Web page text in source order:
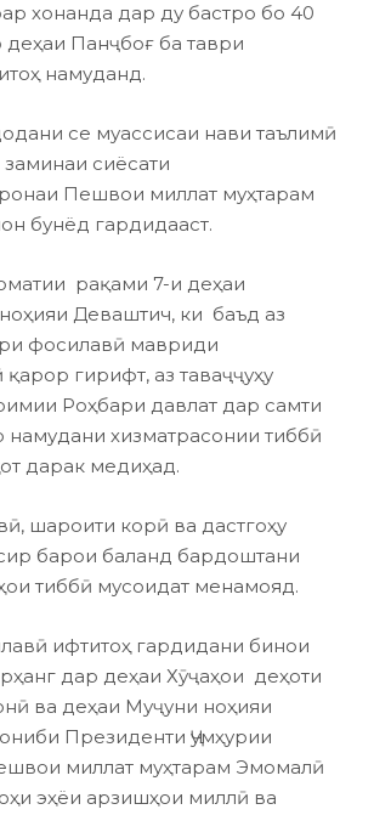
хонанда дар ду бастро бо 40
Панҷбоғ ба таври
намуданд.
се муассисаи нави таълимӣ
сиёсати
Пешвои миллат муҳтарам
бунёд гардидааст.
рақами 7-и деҳаи
Деваштич, ки баъд аз
фосилавӣ мавриди
гирифт, аз таваҷҷуҳу
Роҳбари давлат дар самти
намудани хизматрасонии тиббӣ
дарак медиҳад.
шароити корӣ ва дастгоҳу
барои баланд бардоштани
тиббӣ мусоидат менамояд.
ифтитоҳ гардидани бинои
дар деҳаи Хӯҷаҳои деҳоти
ва деҳаи Муҷуни ноҳияи
Президенти Ҷумҳурии
миллат муҳтарам Эмомалӣ
эҳёи арзишҳои миллӣ ва